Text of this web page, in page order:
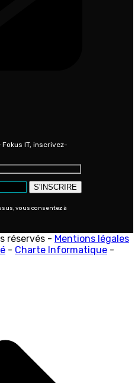
IT, inscrivez-
vous consentez à
réservés - Mentions légales
- Charte Informatique -